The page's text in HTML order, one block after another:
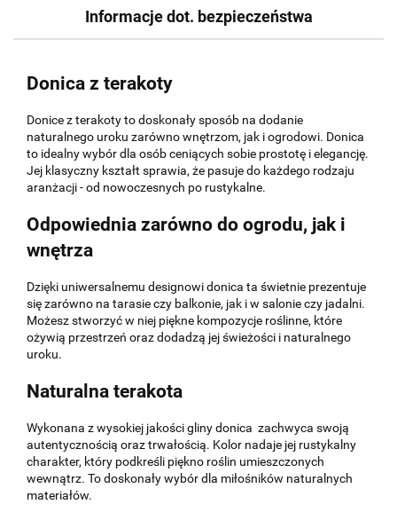
Informacje dot. bezpieczeństwa
Donica z terakoty
Donice z terakoty to doskonały sposób na dodanie
naturalnego uroku zarówno wnętrzom, jak i ogrodowi. Donica
to idealny wybór dla osób ceniących sobie prostotę i elegancję.
Jej klasyczny kształt sprawia, że pasuje do każdego rodzaju
aranżacji - od nowoczesnych po rustykalne.
Odpowiednia zarówno do ogrodu, jak i
wnętrza
Dzięki uniwersalnemu designowi donica ta świetnie prezentuje
się zarówno na tarasie czy balkonie, jak i w salonie czy jadalni.
Możesz stworzyć w niej piękne kompozycje roślinne, które
ożywią przestrzeń oraz dodadzą jej świeżości i naturalnego
uroku.
Naturalna terakota
Wykonana z wysokiej jakości gliny donica zachwyca swoją
autentycznością oraz trwałością. Kolor nadaje jej rustykalny
charakter, który podkreśli piękno roślin umieszczonych
wewnątrz. To doskonały wybór dla miłośników naturalnych
materiałów.